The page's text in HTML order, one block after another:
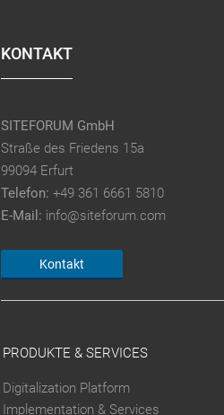
KONTAKT
SITEFORUM GmbH
Straße des Friedens 15a
99094 Erfurt
Telefon: +49 361 6661 5810
E-Mail: info@siteforum.com
Kontakt
PRODUKTE & SERVICES
Digitalization Platform
Implementation & Services